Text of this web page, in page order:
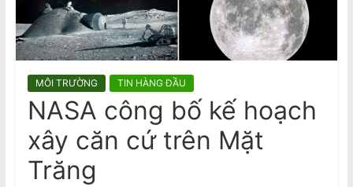
a
m
s
e
N
w
của Mỹ
VIDEO: Cú bắt tay của hai biểu
tượng nhạc pop Madonna và Kylie
Minogue
MÔI TRƯỜNG TIN HÀNG ĐẦU
NASA công bố kế hoạch
xây căn cứ trên Mặt
Trăng